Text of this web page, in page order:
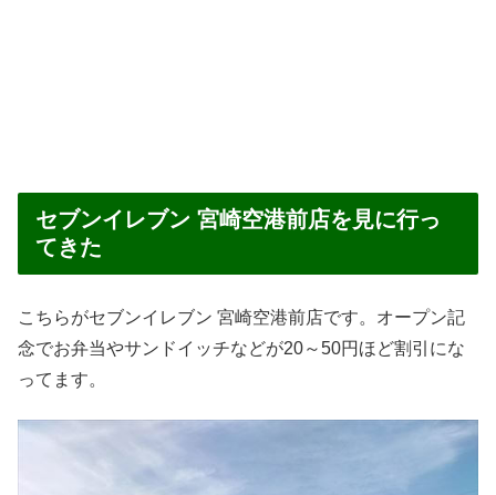
セブンイレブン 宮崎空港前店を見に行っ
てきた
こちらがセブンイレブン 宮崎空港前店です。オープン記
念でお弁当やサンドイッチなどが20～50円ほど割引にな
ってます。